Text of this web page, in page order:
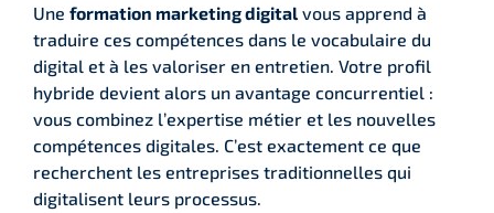
Une formation marketing digital vous apprend à
traduire ces compétences dans le vocabulaire du
digital et à les valoriser en entretien. Votre profil
hybride devient alors un avantage concurrentiel :
vous combinez l’expertise métier et les nouvelles
compétences digitales. C’est exactement ce que
recherchent les entreprises traditionnelles qui
digitalisent leurs processus.